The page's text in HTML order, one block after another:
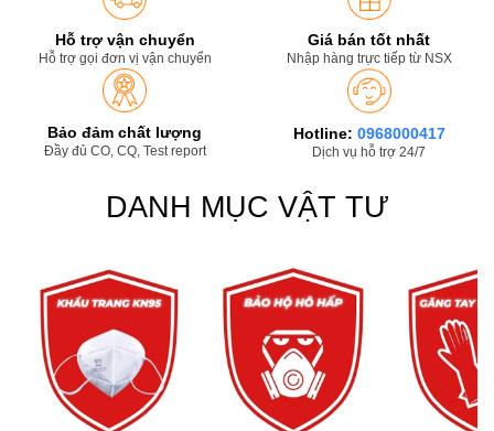
Hỗ trợ vận chuyển
Hỗ trợ gọi đơn vị vận chuyển
Giá bán tốt nhất
Nhập hàng trực tiếp từ NSX
Bảo đảm chất lượng
Đầy đủ CO, CQ, Test report
Hotline: 0968000417
Dịch vụ hỗ trợ 24/7
DANH MỤC VẬT TƯ